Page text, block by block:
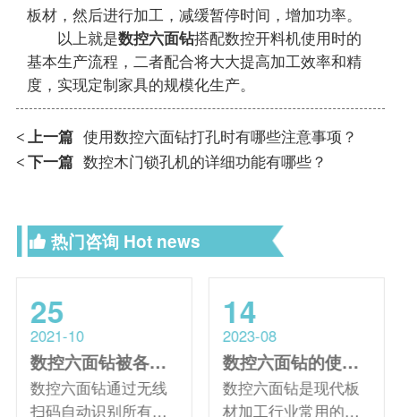
板材，然后进行加工，减缓暂停时间，增加功率。
以上就是数控六面钻搭配数控开料机使用时的
基本生产流程，二者配合将大大提高加工效率和精
度，实现定制家具的规模化生产。
< 上一篇 使用数控六面钻打孔时有哪些注意事项？
< 下一篇 数控木门锁孔机的详细功能有哪些？
热门咨询 Hot news
25
2021-10
数控六面钻被各大板式家具企业选择的主要原因有哪些
数控六面钻通过无线
扫码自动识别所有孔
14
2023-08
数控六面钻的使用技巧有哪些？
数控六面钻是现代板
材加工行业常用的一